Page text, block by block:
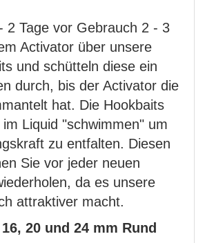
2 Tage vor Gebrauch 2 - 3
Activator über unsere
und schütteln diese ein
durch, bis der Activator die
hat. Die Hookbaits
Liquid "schwimmen" um
zu entfalten. Diesen
Sie vor jeder neuen
da es unsere
attraktiver macht.
20 und 24 mm Rund